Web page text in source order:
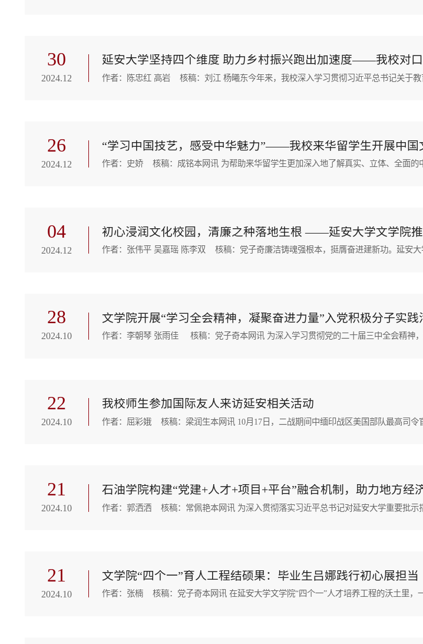
30
2024.12
延安大学坚持四个维度 助力乡村振兴跑出加速度——我校对
26
2024.12
“学习中国技艺，感受中华魅力”——我校来华留学生开展中国
04
2024.12
初心浸润文化校园，清廉之种落地生根 ——延安大学文学院
28
2024.10
文学院开展“学习全会精神，凝聚奋进力量”入党积极分子实践
22
2024.10
我校师生参加国际友人来访延安相关活动
21
2024.10
石油学院构建“党建+人才+项目+平台”融合机制，助力地方经
21
2024.10
文学院“四个一”育人工程结硕果：毕业生吕娜践行初心展担当